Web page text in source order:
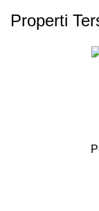
Properti